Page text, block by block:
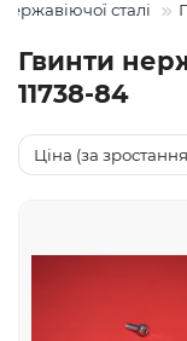
сталі
Гвинти
11738-84